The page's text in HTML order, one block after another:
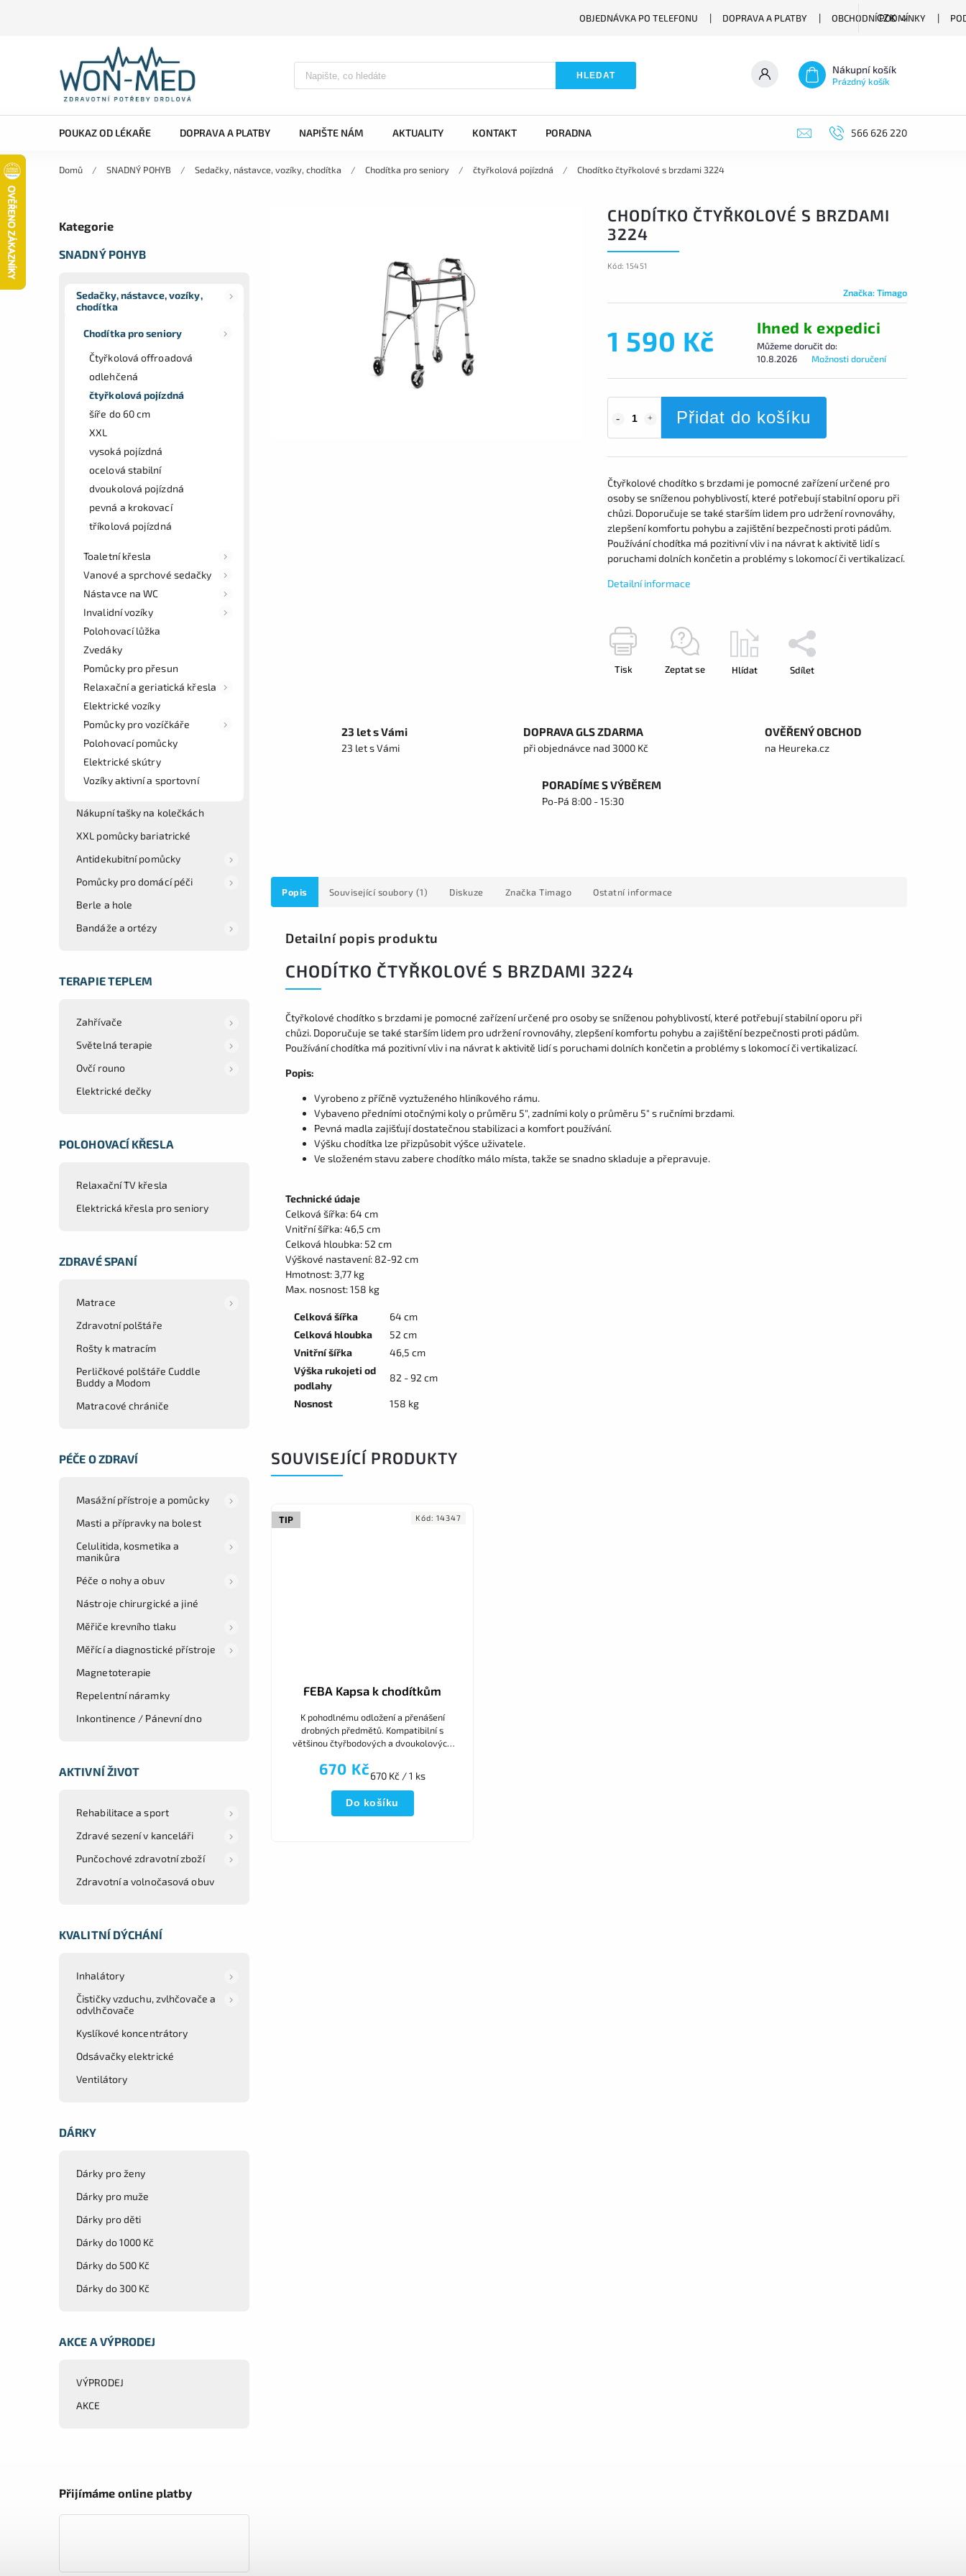
OBJEDNÁVKA PO TELEFONU DOPRAVA A PLATBY OBCHODNÍ PODMÍNKY
CZK
HLEDAT Nákupní košík
Prázdný košík
POUKAZ OD LÉKAŘE DOPRAVA A PLATBY NAPIŠTE NÁM AKTUALITY KONTAKT PORADNA 566 626 220
Domů / SNADNÝ POHYB / Sedačky, nástavce, vozíky, chodítka / Chodítka pro seniory / čtyřkolová pojízdná / Chodítko čtyřkolové s brzdami 3224
Kategorie
SNADNÝ POHYB
Sedačky, nástavce, vozíky,
chodítka
Chodítka pro seniory
Čtyřkolová offroadová
odlehčená
čtyřkolová pojízdná
šíře do 60 cm
XXL
vysoká pojízdná
ocelová stabilní
dvoukolová pojízdná
pevná a krokovací
tříkolová pojízdná
Toaletní křesla
Vanové a sprchové sedačky
Nástavce na WC
Invalidní vozíky
Polohovací lůžka
Zvedáky
Pomůcky pro přesun
Relaxační a geriatická křesla
Elektrické vozíky
Pomůcky pro vozíčkáře
Polohovací pomůcky
Elektrické skútry
Vozíky aktivní a sportovní
Nákupní tašky na kolečkách
XXL pomůcky bariatrické
Antidekubitní pomůcky
Pomůcky pro domácí péči
Berle a hole
Bandáže a ortézy
TERAPIE TEPLEM
Zahřívače
Světelná terapie
Ovčí rouno
Elektrické dečky
POLOHOVACÍ KŘESLA
Relaxační TV křesla
Elektrická křesla pro seniory
ZDRAVÉ SPANÍ
Matrace
Zdravotní polštáře
Rošty k matracím
Perličkové polštáře Cuddle
Buddy a Modom
Matracové chrániče
PÉČE O ZDRAVÍ
Masážní přístroje a pomůcky
Masti a přípravky na bolest
Celulitida, kosmetika a
manikůra
Péče o nohy a obuv
Nástroje chirurgické a jiné
Měřiče krevního tlaku
Měřící a diagnostické přístroje
Magnetoterapie
Repelentní náramky
Inkontinence / Pánevní dno
AKTIVNÍ ŽIVOT
Rehabilitace a sport
Zdravé sezení v kanceláři
Punčochové zdravotní zboží
Zdravotní a volnočasová obuv
KVALITNÍ DÝCHÁNÍ
Inhalátory
Čističky vzduchu, zvlhčovače a
odvlhčovače
Kyslíkové koncentrátory
Odsávačky elektrické
Ventilátory
DÁRKY
Dárky pro ženy
Dárky pro muže
Dárky pro děti
Dárky do 1000 Kč
Dárky do 500 Kč
Dárky do 300 Kč
AKCE A VÝPRODEJ
VÝPRODEJ
AKCE
Přijímáme online platby
CHODÍTKO ČTYŘKOLOVÉ S BRZDAMI
3224
Kód: 15451
Značka:Timago
1 590 Kč Ihned k expedici
Můžeme doručit do:
10.8.2026
Možnosti doručení
Přidat do košíku
Čtyřkolové chodítko s brzdami je pomocné zařízení určené pro
osoby se sníženou pohyblivostí, které potřebují stabilní oporu při
chůzi. Doporučuje se také starším lidem pro udržení rovnováhy,
zlepšení komfortu pohybu a zajištění bezpečnosti proti pádům.
Používání chodítka má pozitivní vliv i na návrat k aktivitě lidí s
poruchami dolních končetin a problémy s lokomocí či vertikalizací.
Detailní informace
Tisk Zeptat se Hlídat Sdílet
23 let s Vámi
23 let s Vámi
DOPRAVA GLS ZDARMA
při objednávce nad 3000 Kč
OVĚŘENÝ OBCHOD
na Heureka.cz
PORADÍME S VÝBĚREM
Po-Pá 8:00 - 15:30
Popis Související soubory (1) Diskuze Značka Timago Ostatní informace
Detailní popis produktu
CHODÍTKO ČTYŘKOLOVÉ S BRZDAMI 3224
Čtyřkolové chodítko s brzdami je pomocné zařízení určené pro osoby se sníženou pohyblivostí, které potřebují stabilní oporu při
chůzi. Doporučuje se také starším lidem pro udržení rovnováhy, zlepšení komfortu pohybu a zajištění bezpečnosti proti pádům.
Používání chodítka má pozitivní vliv i na návrat k aktivitě lidí s poruchami dolních končetin a problémy s lokomocí či vertikalizací.
Popis:
Vyrobeno z příčně vyztuženého hliníkového rámu.
Vybaveno předními otočnými koly o průměru 5", zadními koly o průměru 5" s ručními brzdami.
Pevná madla zajišťují dostatečnou stabilizaci a komfort používání.
Výšku chodítka lze přizpůsobit výšce uživatele.
Ve složeném stavu zabere chodítko málo místa, takže se snadno skladuje a přepravuje.
Technické údaje
Celková šířka: 64 cm
Vnitřní šířka: 46,5 cm
Celková hloubka: 52 cm
Výškové nastavení: 82-92 cm
Hmotnost: 3,77 kg
Max. nosnost: 158 kg
Celková šířka
64 cm
Celková hloubka
52 cm
Vnitřní šířka
46,5 cm
Výška rukojeti od
podlahy
82 - 92 cm
Nosnost 158 kg
SOUVISEJÍCÍ PRODUKTY
TIP
FEBA Kapsa k chodítkům
670 Kč670 Kč / 1 ks
Do košíku
K pohodlnému odložení a přenášení
drobných předmětů. Kompatibilní s
většinou čtyřbodových a dvoukolových
Kód: 14347